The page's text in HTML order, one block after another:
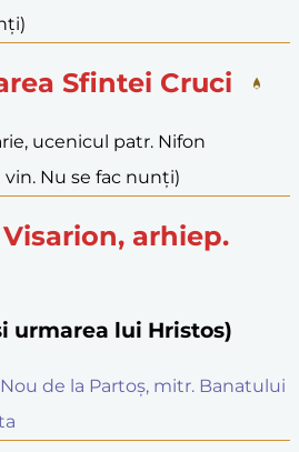
Sfintei Cruci
ucenicul patr. Nifon
vin. Nu se fac nunți)
Visarion, arhiep.
urmarea lui Hristos)
Nou de la Partoș, mitr. Banatului